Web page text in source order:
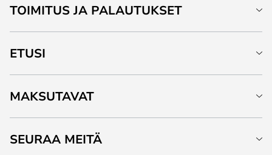
TOIMITUS JA PALAUTUKSET
ETUSI
MAKSUTAVAT
SEURAA MEITÄ